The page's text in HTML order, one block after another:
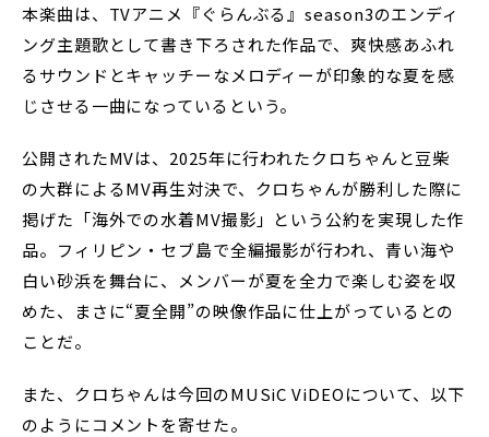
本楽曲は、TVアニメ『ぐらんぶる』season3のエンディ
ング主題歌として書き下ろされた作品で、爽快感あふれ
るサウンドとキャッチーなメロディーが印象的な夏を感
じさせる一曲になっているという。
公開されたMVは、2025年に行われたクロちゃんと豆柴
の大群によるMV再生対決で、クロちゃんが勝利した際に
掲げた「海外での水着MV撮影」という公約を実現した作
品。フィリピン・セブ島で全編撮影が行われ、青い海や
白い砂浜を舞台に、メンバーが夏を全力で楽しむ姿を収
めた、まさに“夏全開”の映像作品に仕上がっているとの
ことだ。
また、クロちゃんは今回のMUSiC ViDEOについて、以下
のようにコメントを寄せた。